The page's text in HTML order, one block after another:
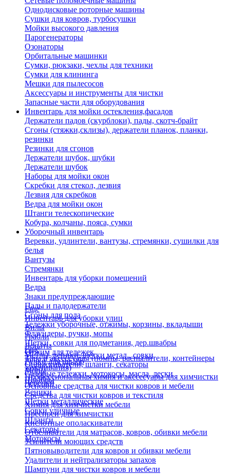
Однодисковые роторные машины
Сушки для ковров, турбосушки
Мойки высокого давления
Парогенераторы
Озонаторы
Орбитальные машинки
Сумки, рюкзаки, чехлы для техники
Сумки для клининга
Мешки для пылесосов
Аксессуары и инструменты для чистки
Запасные части для оборудования
Инвентарь для мойки остекления,фасадов
Держатели падов (скурблоки), пады, скотч-брайт
Сгоны (стяжки,склизы), держатели планок, планки,
резинки
Резинки для сгонов
Держатели шубок, шубки
Держатели шубок
Наборы для мойки окон
Скребки для стекол, лезвия
Лезвия для скребков
Ведра для мойки окон
Штанги телескопические
Кобура, колчаны, пояса, сумки
Уборочный инвентарь
Веревки, удлинтели, вантузы, стремянки, сушилки для
белья
Вантузы
Стремянки
Инвентарь для уборки помещений
Ведра
Знаки предупреждающие
Пады и падодержатели
Сгоны для пола
Тележки уборочные, отжимы, корзины, вкладыши
Флаундеры, ручки, мопы
Щетки, совки для подметания, дер.швабры
Отжим для тележек
Ручки для швабр
Мопы
Швабры
Еще
Инвентарь для уборки улиц
Вилы
Грабли
Лопаты
Метлы, веники, щетки метал., совки
Опрыскиватели, шланги, секаторы
Садовые тележки, мотокосы, масла, лески
Черенки
Веники
Щетки металлические
Совки уличные
Шланги
Секаторы
Мотокосы
Еще
Тара и аксессуары (помпы, распылители, контейнеры
замачивания)
Профессиональная химия и акссесуары для химчистки
Основные средства для чистки ковров и мебели
Средства для чистки ковров и текстиля
Химия для химчистки мебели
Преспреи для химчистки
Кислотные ополаскиватели
Отбеливатели для матрасов, ковров, обивки мебели
Усилители моющих средств
Пятновыводители для ковров и обивки мебели
Удалители и нейтрализаторы запахов
Шампуни для чистки ковров и мебели